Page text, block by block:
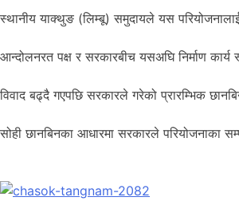
स्थानीय याक्थुङ (लिम्बू) समुदायले यस
आन्दोलनरत पक्ष र सरकारबीच यसअघि निर्माण
विवाद बढ्दै गएपछि सरकारले गरेको प्रारम्भिक
सोही छानबिनका आधारमा सरकारले परियोजनाका